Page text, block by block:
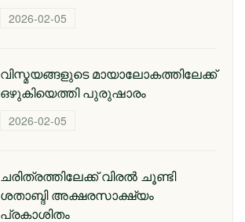
2026-02-05
വിസ്മയങ്ങളുടെ മായാലോകത്തിലേക്ക്
ഒഴുകിയെത്തി പുരുഷാരം
2026-02-05
ചരിത്രത്തിലേക്ക് വിരൽ ചൂണ്ടി
ശതാബ്ദി അക്ഷരസാക്ഷ്യം
പ്രകാശിതം